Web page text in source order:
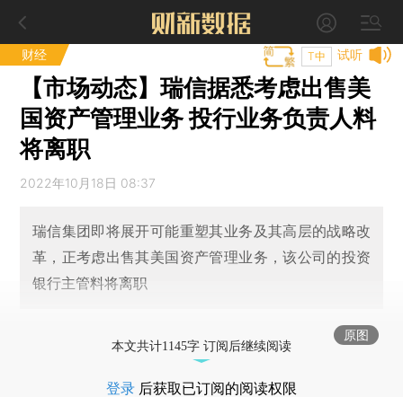
财经 试听
T中
【市场动态】瑞信据悉考虑出售美
国资产管理业务 投行业务负责人料
将离职
2022年10月18日 08:37
瑞信集团即将展开可能重塑其业务及其高层的战略改
革，正考虑出售其美国资产管理业务，该公司的投资
银行主管料将离职
原图
本文共计1145字 订阅后继续阅读
登录 后获取已订阅的阅读权限